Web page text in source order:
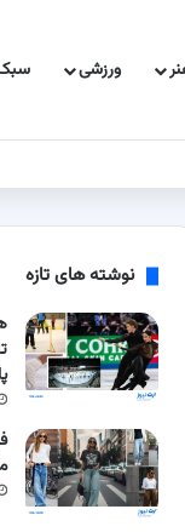
ورزشی
نوشته های تازه